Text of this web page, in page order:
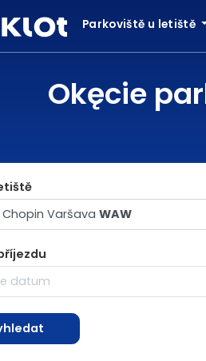
Parkoviště u letiště
Okęcie
Chopin Varšava WAW